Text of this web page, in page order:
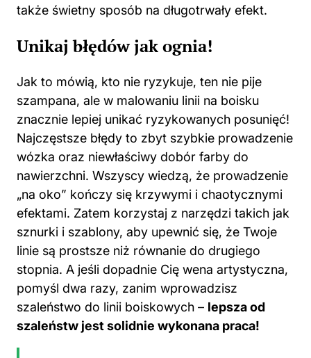
także świetny sposób na długotrwały efekt.
Unikaj błędów jak ognia!
Jak to mówią, kto nie ryzykuje, ten nie pije
szampana, ale w malowaniu linii na boisku
znacznie lepiej unikać ryzykowanych posunięć!
Najczęstsze błędy to zbyt szybkie prowadzenie
wózka oraz niewłaściwy dobór farby do
nawierzchni. Wszyscy wiedzą, że prowadzenie
„na oko” kończy się krzywymi i chaotycznymi
efektami. Zatem korzystaj z narzędzi takich jak
sznurki i szablony, aby upewnić się, że Twoje
linie są prostsze niż równanie do drugiego
stopnia. A jeśli dopadnie Cię wena artystyczna,
pomyśl dwa razy, zanim wprowadzisz
szaleństwo do linii boiskowych – lepsza od
szaleństw jest solidnie wykonana praca!